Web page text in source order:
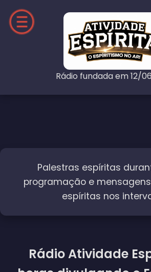
Rádio fundada em 12/
Palestras espíritas
programação e
espíritas nos
Rádio Atividade